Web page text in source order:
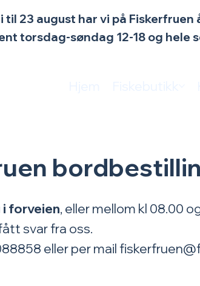
til 23 august har vi på
torsdag-søndag 12-18 og hele
forveien, eller mellom kl 08.00
svar fra oss.
eller per mail